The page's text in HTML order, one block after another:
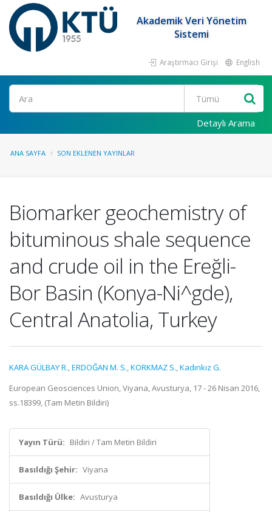
Akademik Veri Yönetim
Sistemi
Araştırmacı Girişi English
Ara
Detaylı Arama
ANA SAYFA SON EKLENEN YAYINLAR
Biomarker geochemistry of
bituminous shale sequence
and crude oil in the Ereğli-
Bor Basin (Konya-Ni^gde),
Central Anatolia, Turkey
KARA GÜLBAY R.,ERDOĞAN M. S.,KORKMAZ S.,Kadınkız G.
European Geosciences Union, Viyana, Avusturya, 17 - 26 Nisan 2016,
ss.18399, (Tam Metin Bildiri)
Yayın Türü: Bildiri / Tam Metin Bildiri
Basıldığı Şehir: Viyana
Basıldığı Ülke: Avusturya